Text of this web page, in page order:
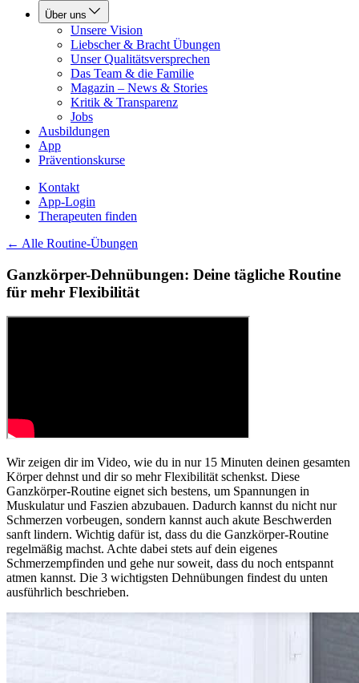
Über uns
Unsere Vision
Liebscher & Bracht Übungen
Unser Qualitätsversprechen
Das Team & die Familie
Magazin – News & Stories
Kritik & Transparenz
Jobs
Ausbildungen
App
Präventionskurse
Kontakt
App-Login
Therapeuten finden
← Alle Routine-Übungen
Ganzkörper-Dehnübungen: Deine tägliche Routine
für mehr Flexibilität
Wir zeigen dir im Video, wie du in nur 15 Minuten deinen gesamten
Körper dehnst und dir so mehr Flexibilität schenkst. Diese
Ganzkörper-Routine eignet sich bestens, um Spannungen in
Muskulatur und Faszien abzubauen. Dadurch kannst du nicht nur
Schmerzen vorbeugen, sondern kannst auch akute Beschwerden
sanft lindern. Wichtig dafür ist, dass du die Ganzkörper-Routine
regelmäßig machst. Achte dabei stets auf dein eigenes
Schmerzempfinden und gehe nur soweit, dass du noch entspannt
atmen kannst. Die 3 wichtigsten Dehnübungen findest du unten
ausführlich beschrieben.